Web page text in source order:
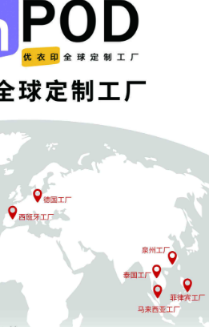
家最痛的领悟是：选品再好、运
控制好
“指间沙”，看
掉了一部分。